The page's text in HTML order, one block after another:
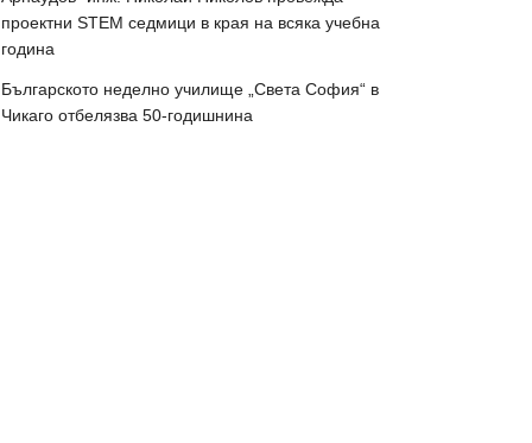
проектни STEM седмици в края на всяка учебна
година
Българското неделно училище „Света София“ в
Чикаго отбелязва 50-годишнина